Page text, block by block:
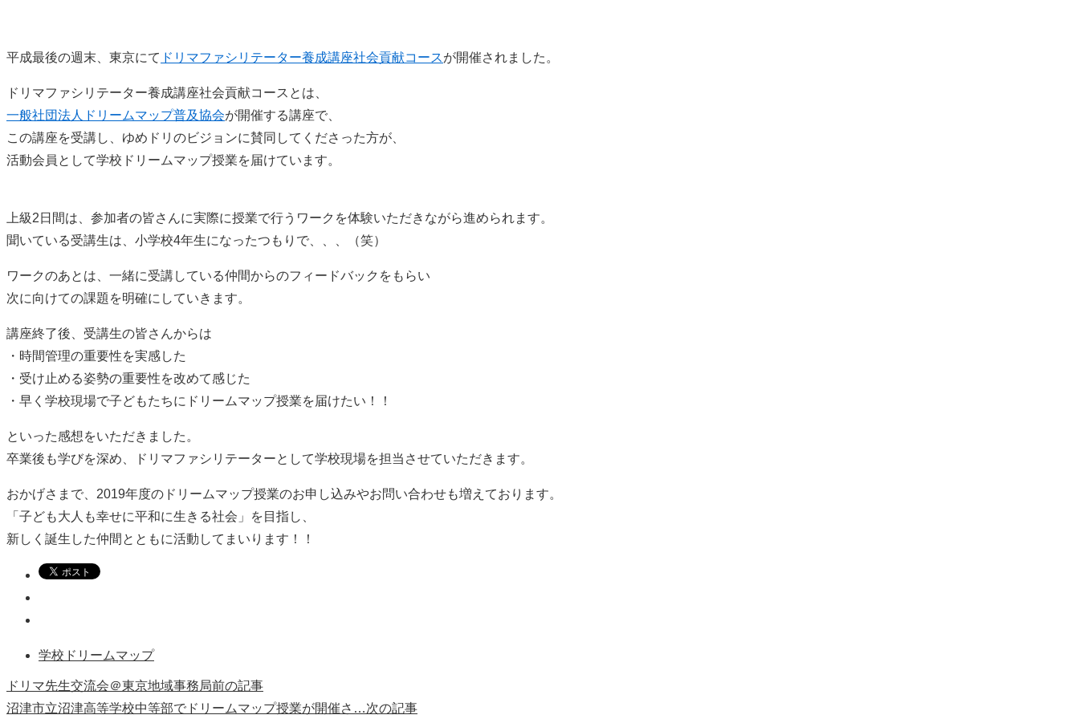
平成最後の週末、東京にて ドリマファシリテーター養成講座社会貢献コースが開催されました。
ドリマファシリテーター養成講座社会貢献コースとは、
一般社団法人ドリームマップ普及協会が開催する講座で、
この講座を受講し、ゆめドリのビジョンに賛同してくださった方が、
活動会員として学校ドリームマップ授業を届けています。
上級2日間は、参加者の皆さんに実際に授業で行うワークを体験いただきながら進められます。
聞いている受講生は、小学校4年生になったつもりで、、、（笑）
ワークのあとは、一緒に受講している仲間からのフィードバックをもらい
次に向けての課題を明確にしていきます。
講座終了後、受講生の皆さんからは
・時間管理の重要性を実感した
・受け止める姿勢の重要性を改めて感じた
・早く学校現場で子どもたちにドリームマップ授業を届けたい！！
といった感想をいただきました。
卒業後も学びを深め、ドリマファシリテーターとして学校現場を担当させていただきます。
おかげさまで、2019年度のドリームマップ授業のお申し込みやお問い合わせも増えております。
「子ども大人も幸せに平和に生きる社会」を目指し、
新しく誕生した仲間とともに活動してまいります！！
学校ドリームマップ
ドリマ先生交流会＠東京地域事務局前の記事
沼津市立沼津高等学校中等部でドリームマップ授業が開催さ…次の記事